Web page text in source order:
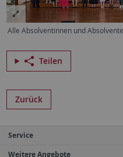
Alle Absolventinnen und
Teilen
Zurück
Service
Weitere Angebote